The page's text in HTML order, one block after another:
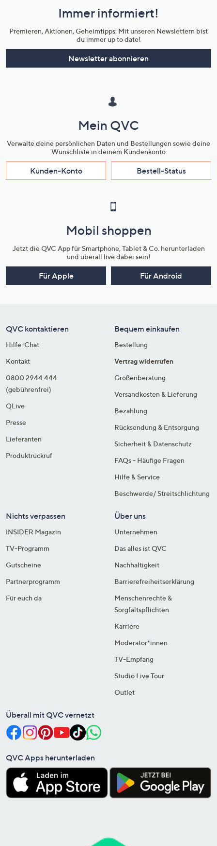
Unternehmensinformationen
Immer informiert!
Premieren, Aktionen, Geheimtipps: Mit unseren Newslettern bist
du immer up to date!
Newsletter abonnieren
Mein QVC
Verwalte deine persönlichen Daten und Bestellungen sowie deine
Wunschliste in deinem Kundenkonto
Kunden-Konto Bestell-Status
Mobil shoppen
Jetzt die QVC App für Smartphone, Tablet & Co. herunterladen
und überall live dabei sein!
Für Apple Für Android
QVC kontaktieren
Hilfe-Chat
Kontakt
0800 2944 444
(gebührenfrei)
QLive
Presse
Lieferanten
Produktrückruf
Bequem einkaufen
Bestellung
Vertrag widerrufen
Größenberatung
Versandkosten & Lieferung
Bezahlung
Rücksendung & Entsorgung
Sicherheit & Datenschutz
FAQs - Häufige Fragen
Hilfe & Service
Beschwerde/ Streitschlichtung
Nichts verpassen
INSIDER Magazin
TV-Programm
Gutscheine
Partnerprogramm
Für euch da
Über uns
Unternehmen
Das alles ist QVC
Nachhaltigkeit
Barrierefreiheitserklärung
Menschenrechte &
Sorgfaltspflichten
Karriere
Moderator*innen
TV-Empfang
Studio Live Tour
Outlet
Überall mit QVC vernetzt
QVC Apps herunterladen